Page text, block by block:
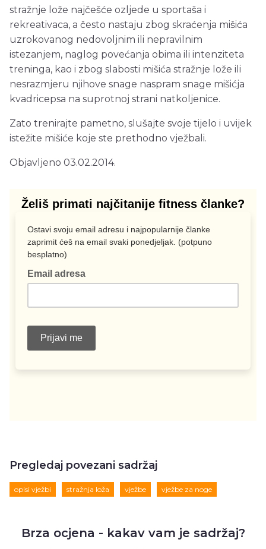
stražnje lože najčešće ozljede u sportaša i
rekreativaca, a često nastaju zbog skraćenja mišića
uzrokovanog nedovoljnim ili nepravilnim
istezanjem, naglog povećanja obima ili intenziteta
treninga, kao i zbog slabosti mišića stražnje lože ili
nesrazmjeru njihove snage naspram snage mišićja
kvadricepsa na suprotnoj strani natkoljenice.
Zato trenirajte pametno, slušajte svoje tijelo i uvijek
istežite mišiće koje ste prethodno vježbali.
Objavljeno 03.02.2014.
Pregledaj povezani sadržaj
opisi vježbi stražnja loža vježbe vježbe za noge
Brza ocjena - kakav vam je sadržaj?